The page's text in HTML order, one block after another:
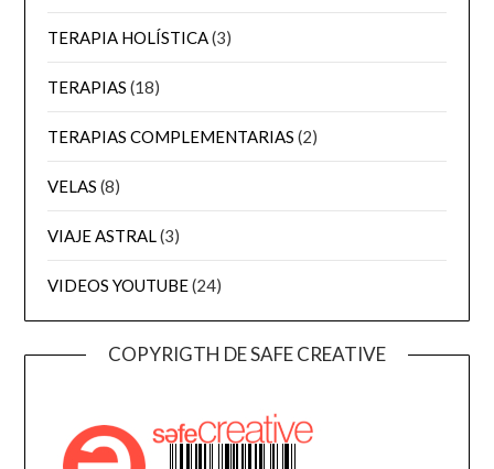
TERAPIA HOLÍSTICA(3)
TERAPIAS (18)
TERAPIAS COMPLEMENTARIAS (2)
VELAS (8)
VIAJE ASTRAL(3)
VIDEOS YOUTUBE(24)
COPYRIGTH DE SAFE CREATIVE